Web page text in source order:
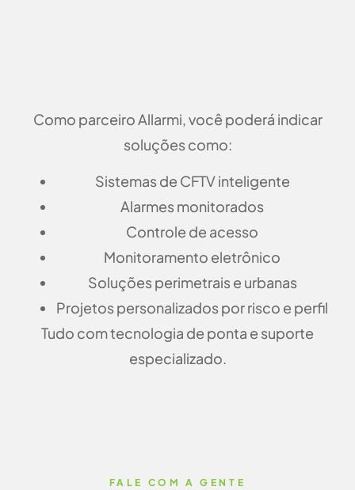
Como parceiro Allarmi, você poderá indicar
soluções como:
Sistemas de CFTV inteligente
Alarmes monitorados
Controle de acesso
Monitoramento eletrônico
Soluções perimetrais e urbanas
Projetos personalizados por risco e perfil
Tudo com tecnologia de ponta e suporte
especializado.
FALE COM A GENTE